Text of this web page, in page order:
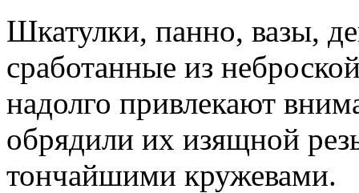
Шкатулки, панно, вазы,
сработанные из
надолго привлекают
обрядили их изящной
тончайшими кружевами.